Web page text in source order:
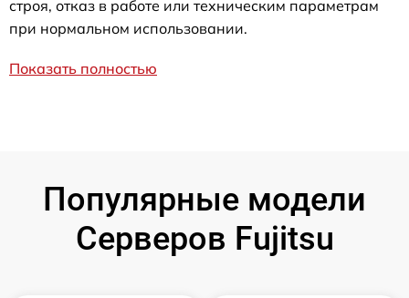
строя, отказ в работе или техническим параметрам
при нормальном использовании.
Показать полностью
Популярные модели
Серверов Fujitsu